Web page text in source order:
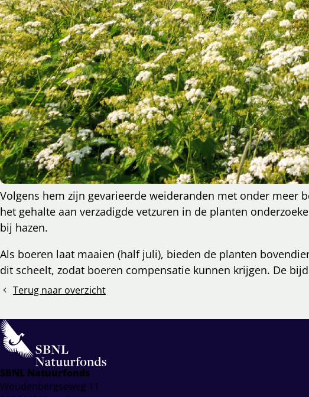
Volgens hem zijn gevarieerde weideranden met onder
het gehalte aan verzadigde vetzuren in de planten
bij hazen.
Als boeren laat maaien (half juli), bieden de planten
dit scheelt, zodat boeren compensatie kunnen krijgen. De
Terug naar overzicht
SBNL Natuurfonds
Woudenbergseweg 11